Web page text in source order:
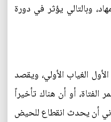
وبالتالي يؤثر في دورة
الغياب الأولي، ويقصد
أو أن هناك تأخيراً
أن يحدث انقطاع للحيض